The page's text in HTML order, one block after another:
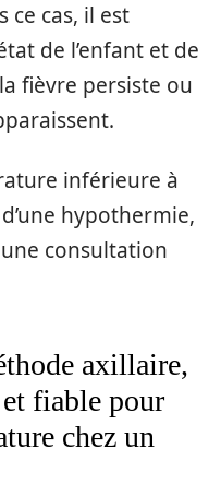
ce cas, il est
de l’enfant et de
fièvre persiste ou
inférieure à
hypothermie,
consultation
axillaire,
fiable pour
chez un